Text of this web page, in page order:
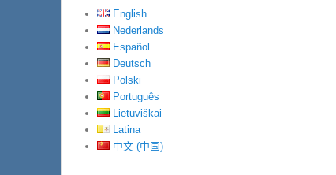
English
Nederlands
Español
Deutsch
Polski
Português
Lietuviškai
Latina
中文 (中国)